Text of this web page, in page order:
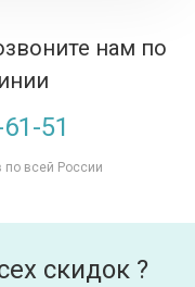
нам по
51
по всей России
скидок ?